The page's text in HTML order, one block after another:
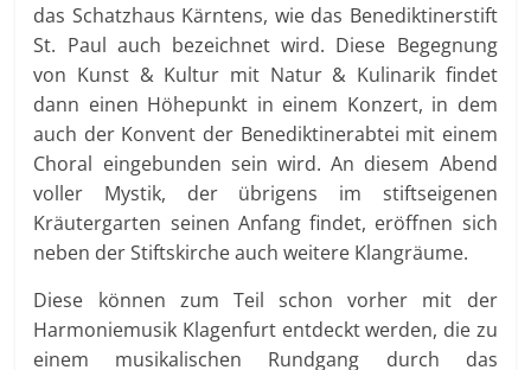
das Schatzhaus Kärntens, wie das Benediktinerstift
St. Paul auch bezeichnet wird. Diese Begegnung
von Kunst & Kultur mit Natur & Kulinarik findet
dann einen Höhepunkt in einem Konzert, in dem
auch der Konvent der Benediktinerabtei mit einem
Choral eingebunden sein wird. An diesem Abend
voller Mystik, der übrigens im stiftseigenen
Kräutergarten seinen Anfang findet, eröffnen sich
neben der Stiftskirche auch weitere Klangräume.
Diese können zum Teil schon vorher mit der
Harmoniemusik Klagenfurt entdeckt werden, die zu
einem musikalischen Rundgang durch das